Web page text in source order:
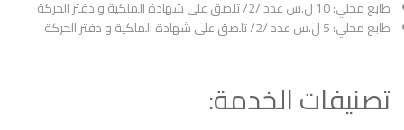
طابع محلي: 10 ل.س عدد /2/ تلصق على شهادة الملكية و دفتر الحركة
طابع محلي: 5 ل.س عدد /2/ تلصق على شهادة الملكية و دفتر الحركة
تصنيفات الخدمة: